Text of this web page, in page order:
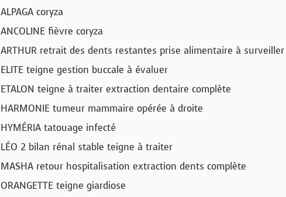
ALPAGA coryza
ANCOLINE fièvre coryza
ARTHUR retrait des dents restantes prise alimentaire à surveiller
ELITE teigne gestion buccale à évaluer
ETALON teigne à traiter extraction dentaire complète
HARMONIE tumeur mammaire opérée à droite
HYMÉRIA tatouage infecté
LÉO 2 bilan rénal stable teigne à traiter
MASHA retour hospitalisation extraction dents complète
ORANGETTE teigne giardiose